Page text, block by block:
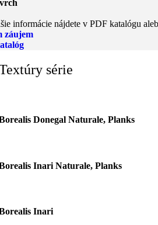
informácie nájdete v PDF katalógu
záujem
série
Donegal Naturale, Planks
Inari Naturale, Planks
Inari